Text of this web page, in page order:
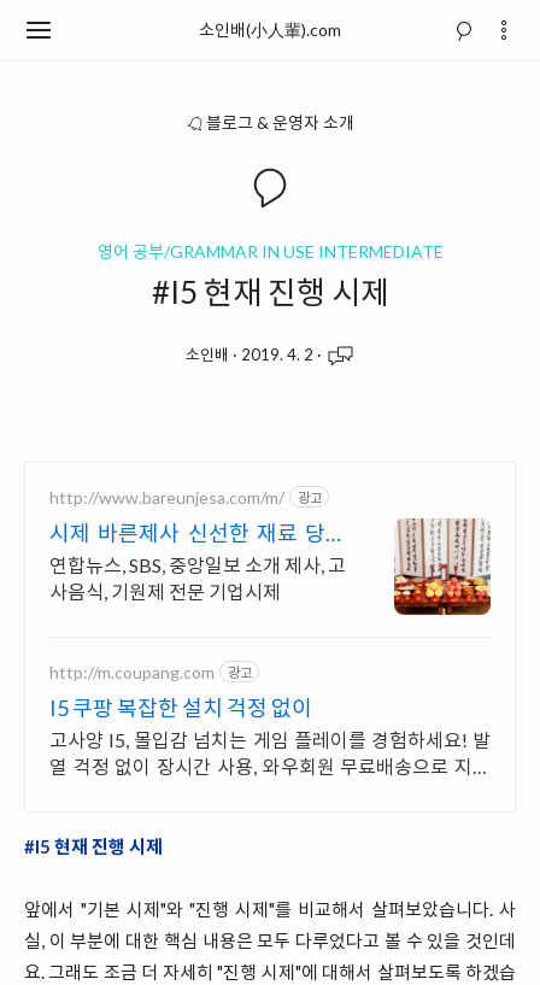
소인배(小人輩).com
블로그 & 운영자 소개
영어 공부/GRAMMAR IN USE INTERMEDIATE
#I5 현재 진행 시제
소인배 · 2019. 4. 2 ·
http://www.bareunjesa.com/m/ 광고
시제 바른제사 신선한 재료 당일
조리/배송
연합뉴스, SBS, 중앙일보 소개 제사, 고
사음식, 기원제 전문 기업시제
http://m.coupang.com 광고
I5 쿠팡 복잡한 설치 걱정 없이
고사양 I5, 몰입감 넘치는 게임 플레이를 경험하세요! 발
열 걱정 없이 장시간 사용, 와우회원 무료배송으로 지금
#I5 현재 진행 시제
앞에서 "기본 시제"와 "진행 시제"를 비교해서 살펴보았습니다. 사
실, 이 부분에 대한 핵심 내용은 모두 다루었다고 볼 수 있을 것인데
요. 그래도 조금 더 자세히 "진행 시제"에 대해서 살펴보도록 하겠습